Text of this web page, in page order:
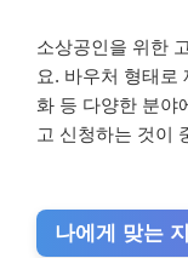
소상공인을 위한
요. 바우처 형태로
화 등 다양한 분야
고 신청하는 것이
나에게 맞는